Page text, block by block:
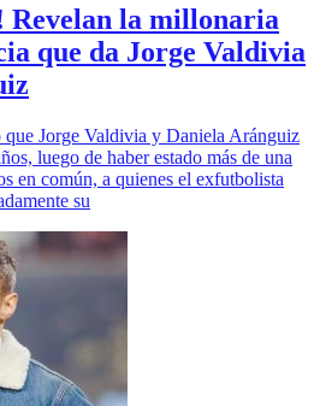
Revelan la millonaria
que da Jorge Valdivia
Jorge Valdivia y Daniela Aránguiz
luego de haber estado más de una
en común, a quienes el exfutbolista
su